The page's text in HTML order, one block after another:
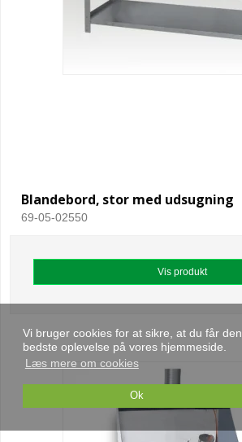
Vi bruger cookies for at sikre, at du får den
bedste oplevelse på vores hjemmeside.
Læs mere om cookies
Ok
Blandebord, stor med udsugning
69-05-02550
Vis produkt